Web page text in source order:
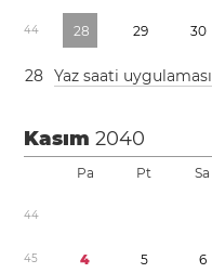
44 28 29 30
28 Yaz saati uygulaması
Kasım2040
Pa Pt Sa
44
45 4 5 6